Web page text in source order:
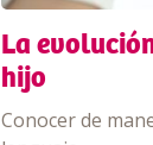
La
hijo
Conocer de